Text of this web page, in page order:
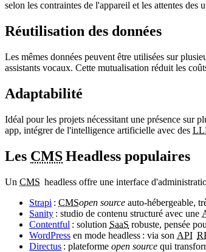
selon les contraintes de l'appareil et les attentes des
Réutilisation des données
Les mêmes données peuvent être utilisées sur
assistants vocaux. Cette mutualisation réduit les
Adaptabilité
Idéal pour les projets nécessitant une présence sur
app, intégrer de l'intelligence artificielle avec des
Les CMSHeadless populaires
Un CMS headless offre une interface
Strapi : CMSopen source auto-hébergeable,
Sanity : studio de contenu structuré avec une
Contentful : solution SaaS robuste, pensée
WordPress en mode headless : via son API
Directus : plateforme open source qui